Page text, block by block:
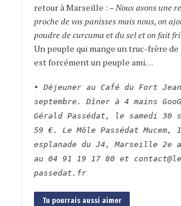
retour à Marseille : – Nous avons une
proche de vos panisses mais nous, on
poudre de curcuma et du sel et on fait
Un peuple qui mange un truc-frère de
est forcément un peuple ami…
• Déjeuner au Café du Fort
septembre. Dîner à 4 mains
Gérald Passédat, le samedi 30
59 €. Le Môle Passédat Mucem,
esplanade du J4, Marseille 2e
au 04 91 19 17 80 et
passedat.fr
Tu pourrais aussi aimer